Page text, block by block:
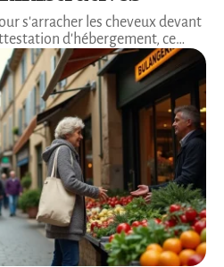
s'arracher les cheveux devant
d'hébergement, ce…